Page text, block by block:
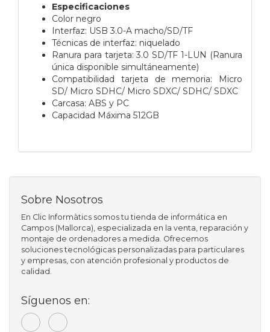
Especificaciones
Color negro
Interfaz: USB 3.0-A macho/SD/TF
Técnicas de interfaz: niquelado
Ranura para tarjeta: 3.0 SD/TF 1-LUN (Ranura
única disponible simultáneamente)
Compatibilidad tarjeta de memoria: Micro
SD/ Micro SDHC/ Micro SDXC/ SDHC/ SDXC
Carcasa: ABS y PC
Capacidad Máxima 512GB
Sobre Nosotros
En Clic Informàtics somos tu tienda de informática en
Campos (Mallorca), especializada en la venta, reparación y
montaje de ordenadores a medida. Ofrecemos
soluciones tecnológicas personalizadas para particulares
y empresas, con atención profesional y productos de
calidad.
Síguenos en: